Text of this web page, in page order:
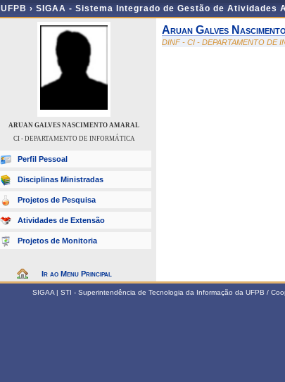
UFPB › SIGAA - Sistema Integrado de Gestão de Atividades
ARUAN GALVES NASCIMENTO AMARAL
CI - DEPARTAMENTO DE INFORMÁTICA
Perfil Pessoal
Disciplinas Ministradas
Projetos de Pesquisa
Atividades de Extensão
Projetos de Monitoria
Ir ao Menu Principal
Aruan Galves
DINF - CI - DEPARTAMENTO DE
SIGAA | STI - Superintendência de Tecnologia da Informação da UFPB /